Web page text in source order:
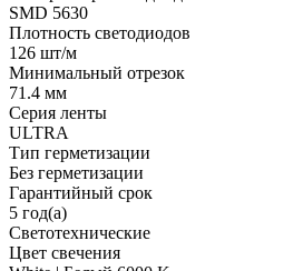
SMD 5630
Плотность светодиодов
126 шт/м
Минимальный отрезок
71.4 мм
Серия ленты
ULTRA
Тип герметизации
Без герметизации
Гарантийный срок
5 год(а)
Светотехнические
Цвет свечения